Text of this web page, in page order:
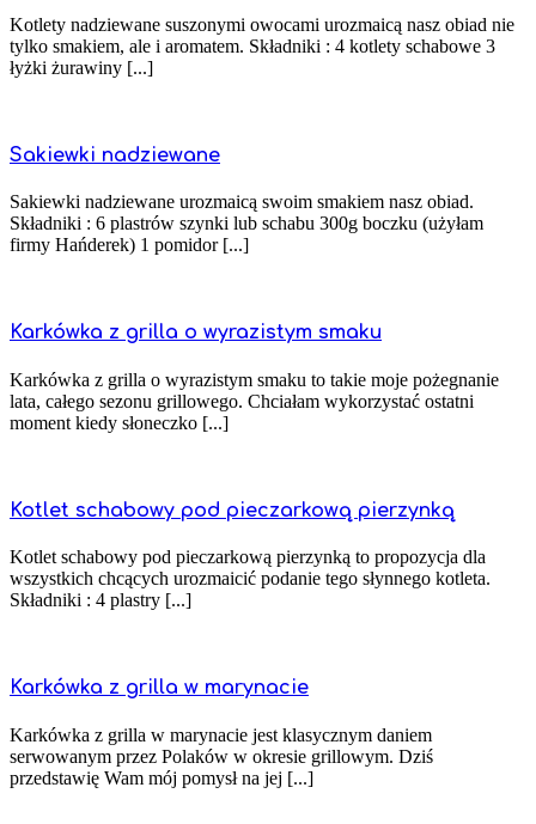
Kotlety nadziewane suszonymi owocami urozmaicą nasz obiad nie
tylko smakiem, ale i aromatem. Składniki : 4 kotlety schabowe 3
łyżki żurawiny [...]
Sakiewki nadziewane
Sakiewki nadziewane urozmaicą swoim smakiem nasz obiad.
Składniki : 6 plastrów szynki lub schabu 300g boczku (użyłam
firmy Hańderek) 1 pomidor [...]
Karkówka z grilla o wyrazistym smaku
Karkówka z grilla o wyrazistym smaku to takie moje pożegnanie
lata, całego sezonu grillowego. Chciałam wykorzystać ostatni
moment kiedy słoneczko [...]
Kotlet schabowy pod pieczarkową pierzynką
Kotlet schabowy pod pieczarkową pierzynką to propozycja dla
wszystkich chcących urozmaicić podanie tego słynnego kotleta.
Składniki : 4 plastry [...]
Karkówka z grilla w marynacie
Karkówka z grilla w marynacie jest klasycznym daniem
serwowanym przez Polaków w okresie grillowym. Dziś
przedstawię Wam mój pomysł na jej [...]